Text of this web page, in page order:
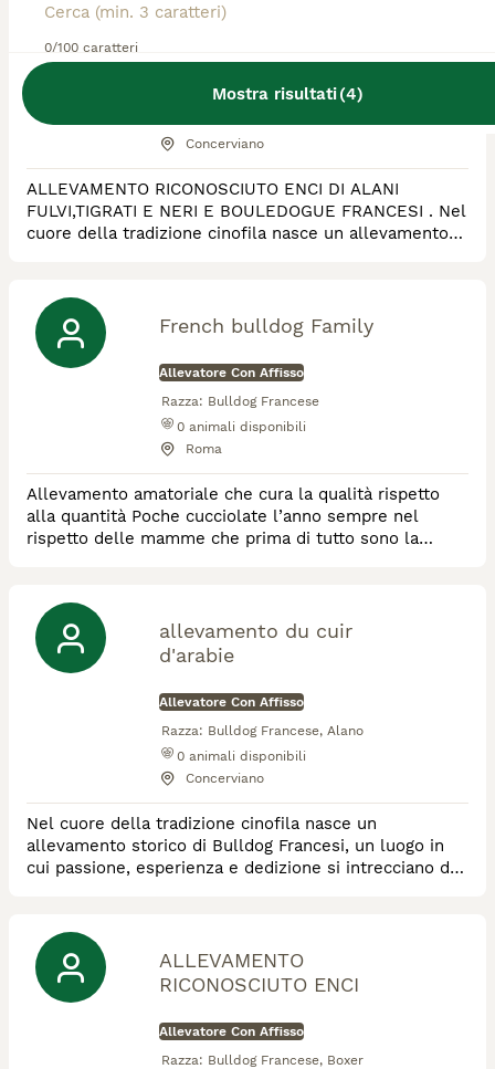
0/100 caratteri
Mostra risultati(4)
d'arabie
Allevatore Con Affisso
Bulldog Francese, Alano
2 animali disponibili
Concerviano
ALLEVAMENTO RICONOSCIUTO ENCI DI ALANI
FULVI,TIGRATI E NERI E BOULEDOGUE FRANCESI . Nel
cuore della tradizione cinofila nasce un allevamento
Qui, ogni passo del percorso di selezione è frutto di
un lavoro meticoloso e di una conoscenza profonda
della razza, maturata nel tempo e custodita co
French bulldog Family
Allevatore Con Affisso
Razza: Bulldog Francese
0 animali disponibili
Roma
Allevamento amatoriale che cura la qualità rispetto
alla quantità Poche cucciolate l’anno sempre nel
rispetto delle mamme che prima di tutto sono la
tutti i controlli sulla salute dei nostri riproduttori
allevamento du cuir
d'arabie
Allevatore Con Affisso
Razza: Bulldog Francese, Alano
0 animali disponibili
Concerviano
Nel cuore della tradizione cinofila nasce un
allevamento storico di Bulldog Francesi, un luogo in
cui passione, esperienza e dedizione si intrecciano da
profonda della razza, maturata nel tempo e custodita
con amore. L’allevamento si distingue per una
selezione estremamente accurata, mirata
ALLEVAMENTO
RICONOSCIUTO ENCI
Allevatore Con Affisso
Razza: Bulldog Francese, Boxer